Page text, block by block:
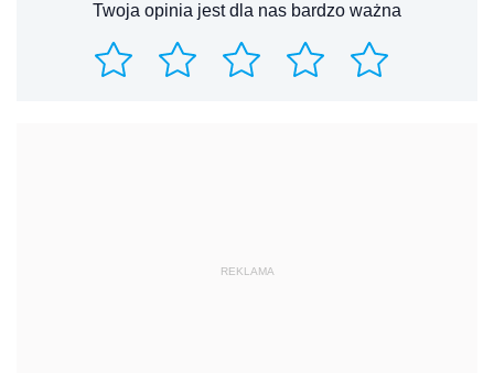
Twoja opinia jest dla nas bardzo ważna
REKLAMA